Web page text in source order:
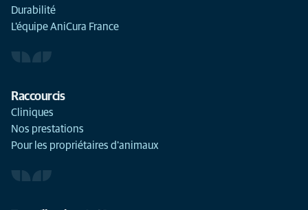
Durabilité
L'équipe AniCura France
Raccourcis
Cliniques
Nos prestations
Pour les propriétaires d'animaux